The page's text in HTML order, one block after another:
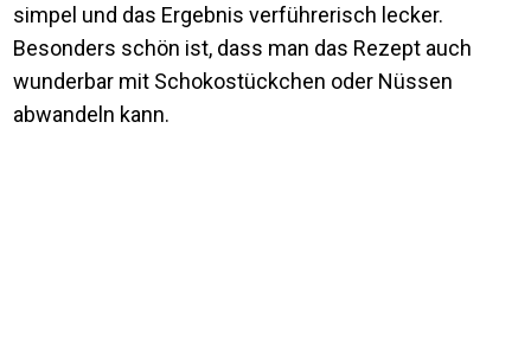
simpel und das Ergebnis verführerisch lecker.
Besonders schön ist, dass man das Rezept auch
wunderbar mit Schokostückchen oder Nüssen
abwandeln kann.